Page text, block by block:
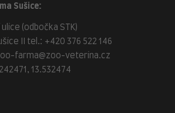
Sušice:
ulice (odbočka STK)
II tel.: +420 376 522 146
farma@zoo-veterina.cz
13.532474